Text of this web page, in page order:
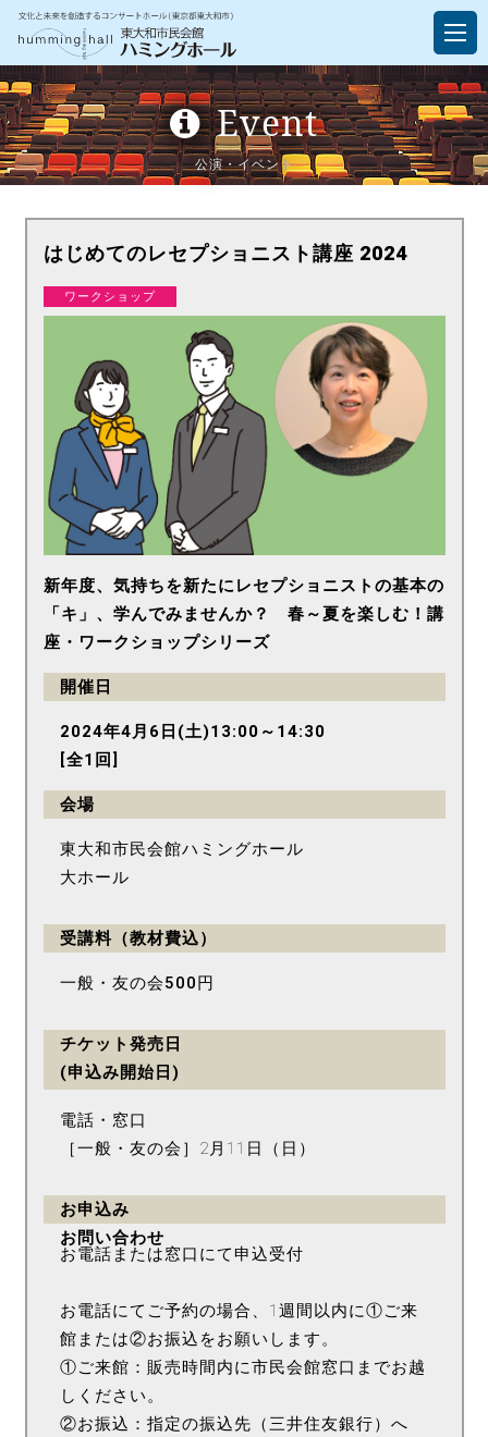
Event
公演・イベント
はじめてのレセプショニスト講座 2024
ワークショップ
新年度、気持ちを新たにレセプショニストの基本の
「キ」、学んでみませんか？ 春～夏を楽しむ！講
座・ワークショップシリーズ
開催日
2024年4月6日(土)13:00～14:30
[全1回]
会場
東大和市民会館ハミングホール
大ホール
受講料（教材費込）
一般・友の会500円
チケット発売日
(申込み開始日)
電話・窓口
［一般・友の会］2月11日（日）
お申込み
お問い合わせ
お電話または窓口にて申込受付
お電話にてご予約の場合、1週間以内に①ご来
館または②お振込をお願いします。
①ご来館：販売時間内に市民会館窓口までお越
しください。
②お振込：指定の振込先（三井住友銀行）へ